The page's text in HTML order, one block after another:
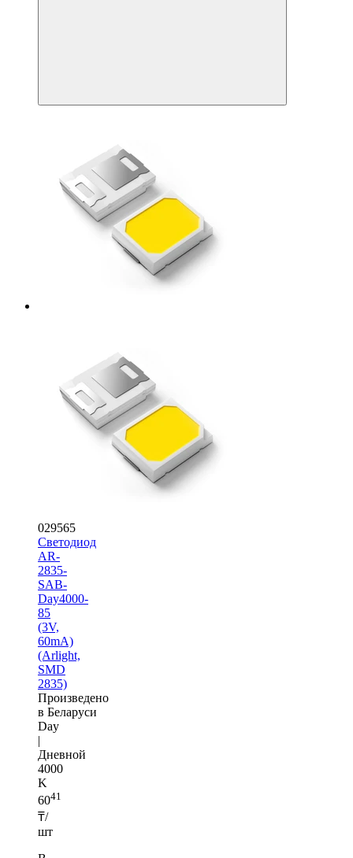
029565
Светодиод
AR-
2835-
SAB-
Day4000-
85
(3V,
60mA)
(Arlight,
SMD
2835)
Произведено
в Беларуси
Day
|
Дневной
4000
K
6041
₸/
шт